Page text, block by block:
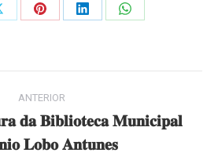
Share
Share
Share
ANTERIOR
Previous
post:
𝐝𝐚 𝐁𝐢𝐛𝐥𝐢𝐨𝐭𝐞𝐜𝐚 𝐌𝐮𝐧𝐢𝐜𝐢𝐩𝐚𝐥
𝐋𝐨𝐛𝐨 𝐀𝐧𝐭𝐮𝐧𝐞𝐬